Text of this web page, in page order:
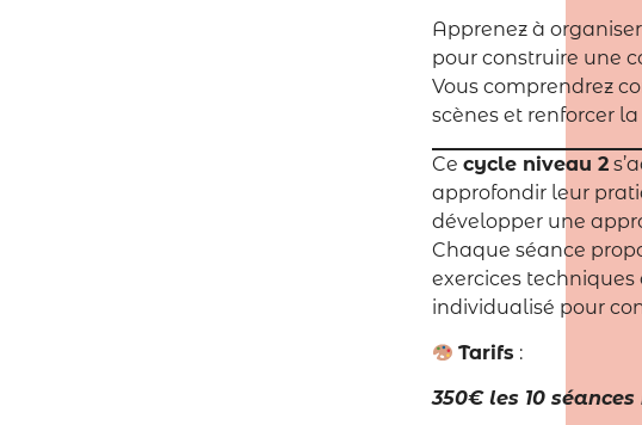
Apprenez à
pour construire une
Vous comprendrez
scènes et renforcer
Cecycle niveau 2
approfondir leur
développer une
Chaque séance
exercices
individualisé pour
Tarifs :
350€ les 10